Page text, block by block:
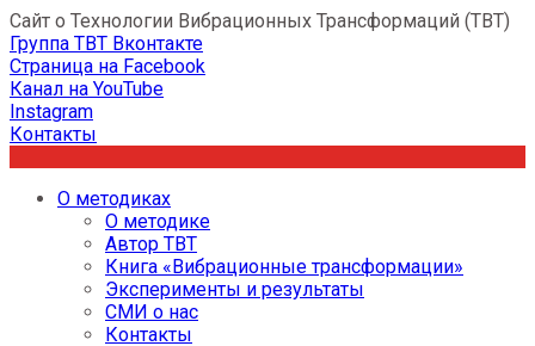
Сайт о Технологии Вибрационных Трансформаций (ТВТ)
Группа ТВТ Вконтакте
Страница на Facebook
Канал на YouTube
Instagram
Контакты
О методиках
О методике
Автор ТВТ
Книга «Вибрационные трансформации»
Эксперименты и результаты
СМИ о нас
Контакты